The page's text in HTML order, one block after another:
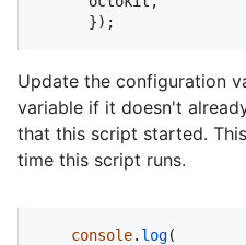
      });
Update the configuration
variable if it doesn't
that this script started.
time this script runs.
console. log(